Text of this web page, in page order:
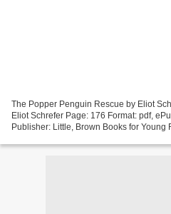
The Popper Penguin Rescue by Eliot
Eliot Schrefer Page: 176 Format: pdf,
Publisher: Little, Brown Books for